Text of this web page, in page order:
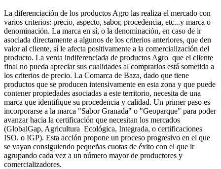
La diferenciación de los productos Agro las realiza el mercado con
varios criterios: precio, aspecto, sabor, procedencia, etc...y marca o
denominación. La marca en sí, o la denominación, en caso de ir
asociada directamente a algunos de los criterios anteriores, que den
valor al cliente, sí le afecta positivamente a la comercialización del
producto. La venta indiferenciada de productos Agro que el cliente
final no pueda apreciar sus cualidades al comprarlos está sometida a
los criterios de precio. La Comarca de Baza, dado que tiene
productos que se producen intensivamente en esta zona y que puede
contener propiedades asociadas a este territorio, necesita de una
marca que identifique su procedencia y calidad. Un primer paso es
incorporarse a la marca "Sabor Granada" o "Geoparque" para poder
avanzar hacia la certificación que necesitan los mercados
(GlobalGap, Agricultura Ecológica, Integrada, o certificaciones
ISO, o IGP). Esta acción propone un proceso progresivo en el que
se vayan consiguiendo pequeñas cuotas de éxito con el que ir
agrupando cada vez a un número mayor de productores y
comercializadores.